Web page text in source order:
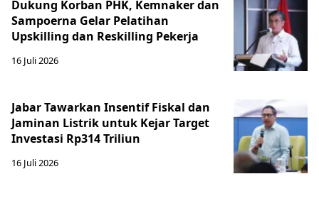
Dukung Korban PHK, Kemnaker dan
Sampoerna Gelar Pelatihan
Upskilling dan Reskilling Pekerja
16 Juli 2026
Jabar Tawarkan Insentif Fiskal dan
Jaminan Listrik untuk Kejar Target
Investasi Rp314 Triliun
16 Juli 2026